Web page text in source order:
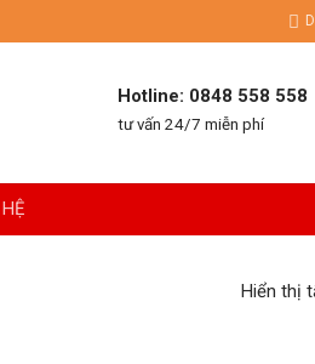
Hotline: 0848 558 558
tư vấn 24/7 miễn phí
Hiển thị